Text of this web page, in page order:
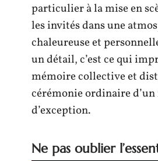
particulier à la mise en
les invités dans une
chaleureuse et
un détail, c’est ce qui
mémoire collective et
cérémonie ordinaire
d’exception.
Ne pas oublier